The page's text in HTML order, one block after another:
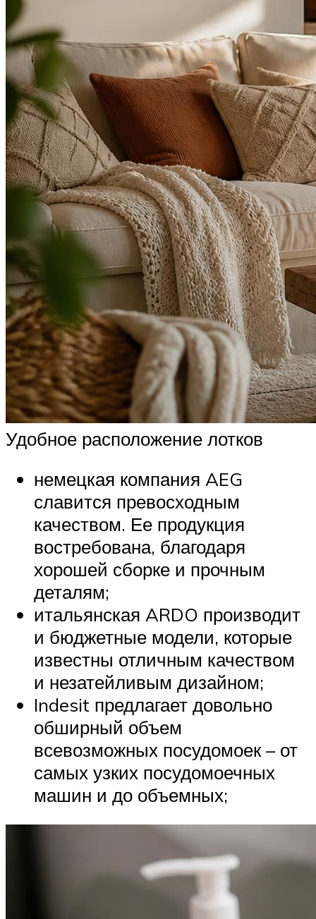
Удобное расположение лотков
немецкая компания AEG
славится превосходным
качеством. Ее продукция
востребована, благодаря
хорошей сборке и прочным
деталям;
итальянская ARDO производит
и бюджетные модели, которые
известны отличным качеством
и незатейливым дизайном;
Indesit предлагает довольно
обширный объем
всевозможных посудомоек – от
самых узких посудомоечных
машин и до объемных;